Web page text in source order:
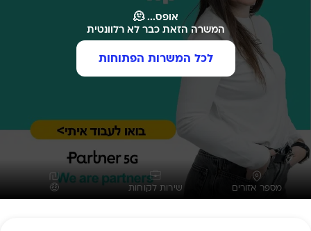
אופס... 🫠
המשרה הזאת כבר לא רלוונטית
לכל המשרות הפתוחות
מספר אזורים שירות לקוחות 🤑